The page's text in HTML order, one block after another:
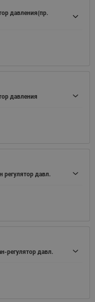
давления(пр.
давления
регулятор давл.
регулятор давл.